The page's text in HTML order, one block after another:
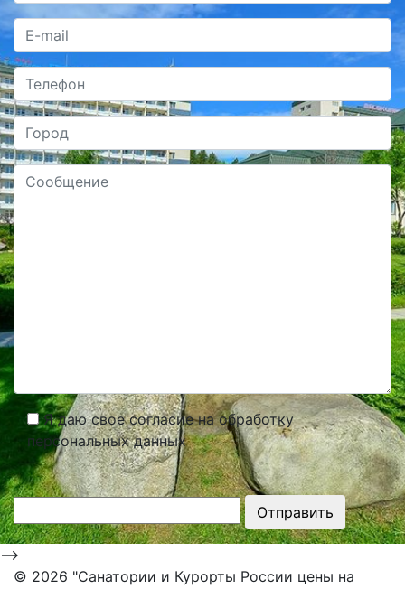
Я даю свое согласие на обработку
персональных данных
Отправить
-->
© 2026 "Санатории и Курорты России цены на